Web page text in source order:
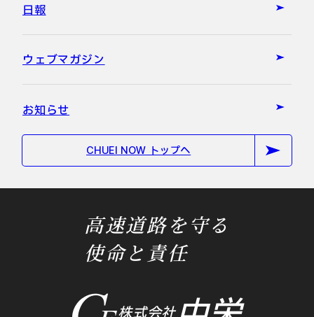
日報
ウェブマガジン
お知らせ
CHUEI NOW トップへ
高速道路を守る
使命と責任
株式会社